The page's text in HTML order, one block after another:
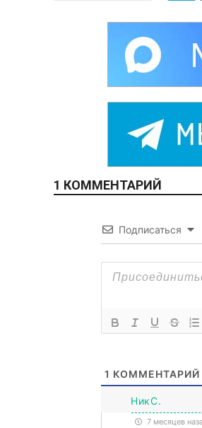
1 КОММЕНТАРИЙ
Подписаться
1 КОММЕНТАРИЙ
НикС.
7 месяцев